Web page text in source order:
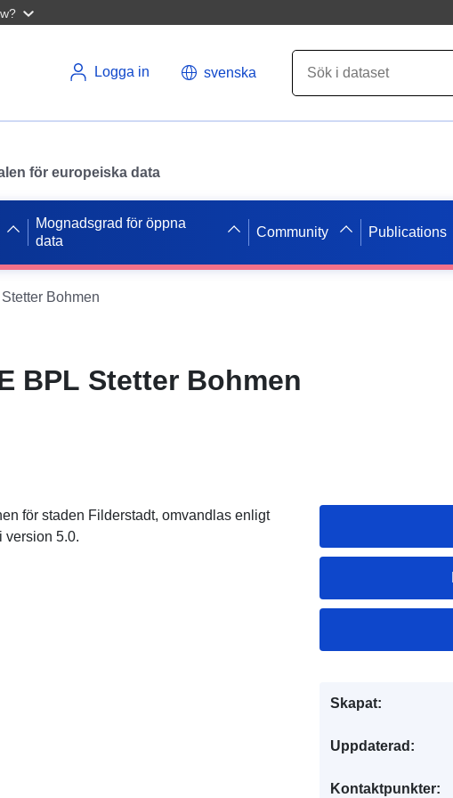
Logga in svenska
för europeiska data
Mognadsgrad för öppna
data
Community Publications
Bohmen
BPL Stetter Bohmen
för staden Filderstadt, omvandlas enligt
version 5.0.
Skapat:
Uppdaterad:
Kontaktpunkter: